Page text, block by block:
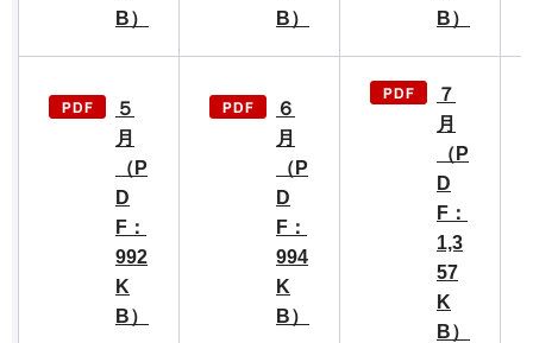
B）
B）
B）
５
月
（P
D
F：
992
K
B）
６
月
（P
D
F：
994
K
B）
７
月
（P
D
F：
1,3
57
K
B）